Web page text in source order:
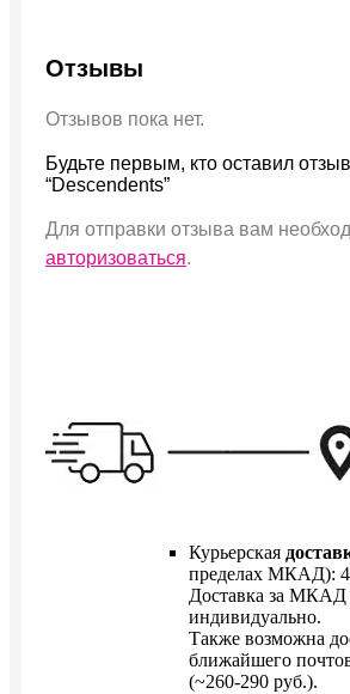
Отзывы
Отзывов пока нет.
Будьте первым, кто оставил
“Descendents”
Для отправки отзыва вам
авторизоваться.
Курьерская
пределах МКАД):
Доставка за МКАД
индивидуально.
Также возможна
ближайшего
(~260-290 руб.).